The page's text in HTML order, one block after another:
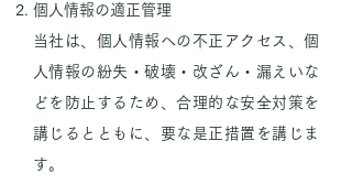
個人情報の適正管理
当社は、個人情報への不正アクセス、個
人情報の紛失・破壊・改ざん・漏えいな
どを防止するため、合理的な安全対策を
講じるとともに、要な是正措置を講じま
す。